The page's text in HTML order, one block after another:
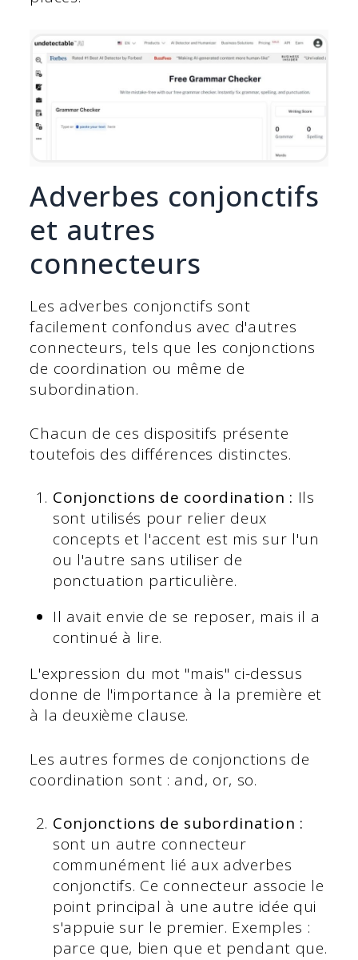
Adverbes conjonctifs
et autres
connecteurs
Les adverbes conjonctifs sont
facilement confondus avec d'autres
connecteurs, tels que les conjonctions
de coordination ou même de
subordination.
Chacun de ces dispositifs présente
toutefois des différences distinctes.
Conjonctions de coordination : Ils
sont utilisés pour relier deux
concepts et l'accent est mis sur l'un
ou l'autre sans utiliser de
ponctuation particulière.
Il avait envie de se reposer, mais il a
continué à lire.
L'expression du mot "mais" ci-dessus
donne de l'importance à la première et
à la deuxième clause.
Les autres formes de conjonctions de
coordination sont : and, or, so.
Conjonctions de subordination :
sont un autre connecteur
communément lié aux adverbes
conjonctifs. Ce connecteur associe le
point principal à une autre idée qui
s'appuie sur le premier. Exemples :
parce que, bien que et pendant que.